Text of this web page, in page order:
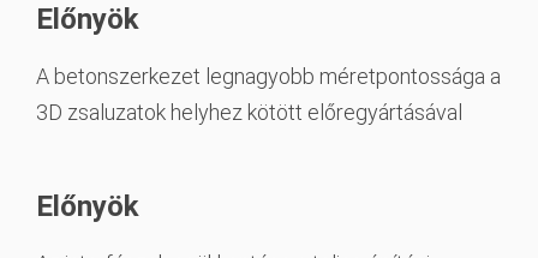
Előnyök
A betonszerkezet legnagyobb méretpontossága a
3D zsaluzatok helyhez kötött előregyártásával
Előnyök